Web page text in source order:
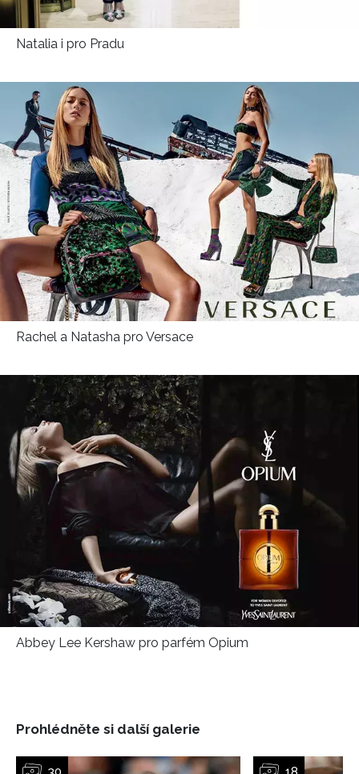
NEWSLETTER
ODESLAT
Přihlášením k newsletteru souhlasíte s
Obchodními
podmínkami společnosti BurdaMedia Extra s.r.o.
potvrzujete, že jste se seznámili se
Vašimi údaji pracovat zejména k organizaci a
vyhodnocení akce a zasílání novinek.
Chcete navíc dostávat i další zajímavé a exkluzivní
informace od našich partnerů? Pokud souhlasíte se
zpracováním údajů k tomuto účelu podleZásad ochrany
soukromí BurdaMedia Extra s.r.o., zaškrtněte toto pole.
Natalia i pro Pradu
Rachel a Natasha pro Versace
Abbey Lee Kershaw pro parfém Opium
Prohlédněte si další galerie